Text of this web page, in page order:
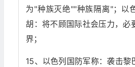
为"种族灭绝""种族隔离"；以
胡：将不顾国际社会压力，必
界；
15、以色列国防军称：袭击黎